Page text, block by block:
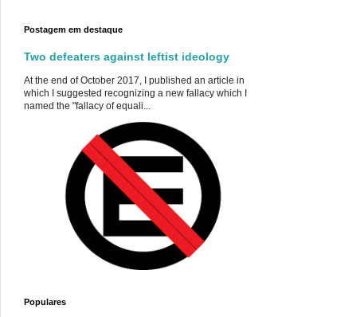
Postagem em destaque
Two defeaters against leftist ideology
At the end of October 2017, I published an article in
which I suggested recognizing a new fallacy which I
named the "fallacy of equali...
Populares